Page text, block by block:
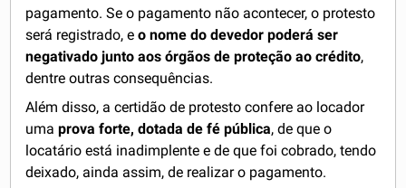
pagamento. Se o pagamento não acontecer, o protesto
será registrado, eo nome do devedor poderá ser
negativado junto aos órgãos de proteção ao crédito,
dentre outras consequências.
Além disso, a certidão de protesto confere ao locador
umaprova forte, dotada de fé pública, de que o
locatário está inadimplente e de que foi cobrado, tendo
deixado, ainda assim, de realizar o pagamento.